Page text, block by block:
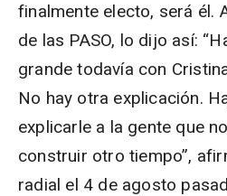
finalmente electo, será él.
de las PASO, lo dijo así:
grande todavía con
No hay otra explicación.
explicarle a la gente que
construir otro tiempo”,
radial el 4 de agosto